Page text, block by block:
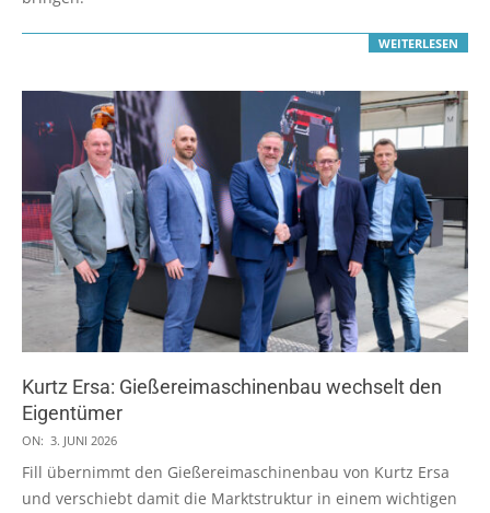
WEITERLESEN
Kurtz Ersa: Gießereimaschinenbau wechselt den
Eigentümer
2026-
06-
03
ON: 3. JUNI 2026
Fill übernimmt den Gießereimaschinenbau von Kurtz Ersa
und verschiebt damit die Marktstruktur in einem wichtigen